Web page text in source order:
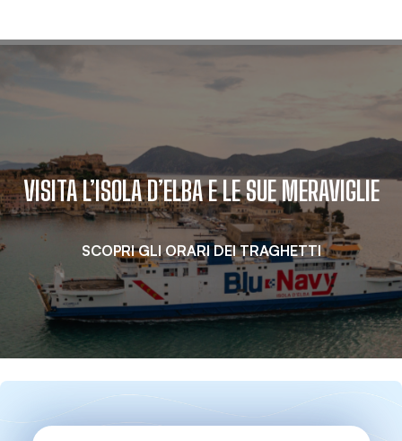
VISITA L’ISOLA D’ELBA E LE SUE MERAVIGLIE
SCOPRI GLI ORARI DEI TRAGHETTI